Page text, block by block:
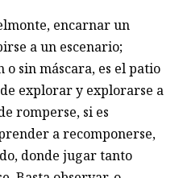
encarnar un
a un escenario;
o sin máscara, es el patio
explorar y explorarse a
romperse, si es
a recomponerse,
donde jugar tanto